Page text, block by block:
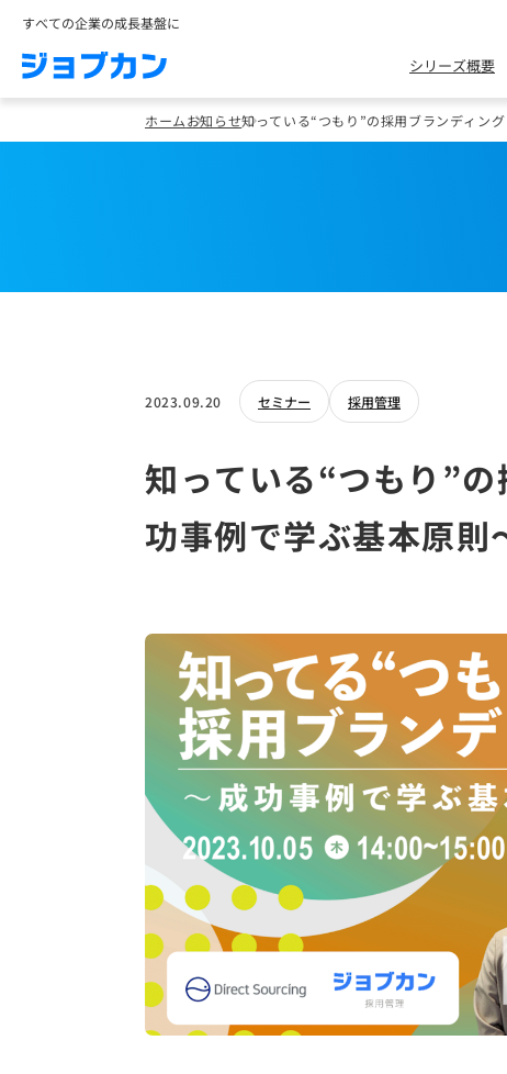
すべての企業の成長基盤に
シリーズ概要
ホームお知らせ知っている“つもり”の採用ブランディン
2023.09.20 セミナー 採用管理
知っている“つもり”
功事例で学ぶ基本原則